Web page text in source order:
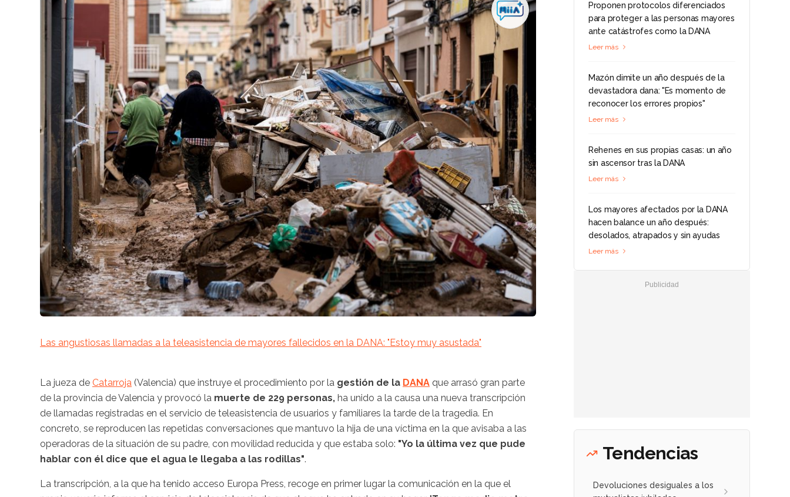
Las angustiosas llamadas a la teleasistencia de mayores fallecidos en la DANA: "Estoy muy asustada"
La jueza de Catarroja (Valencia) que instruye el procedimiento por la gestión de la DANA que arrasó gran parte
de la provincia de Valencia y provocó la muerte de 229 personas, ha unido a la causa una nueva transcripción
de llamadas registradas en el servicio de teleasistencia de usuarios y familiares la tarde de la tragedia. En
concreto, se reproducen las repetidas conversaciones que mantuvo la hija de una víctima en la que avisaba a las
operadoras de la situación de su padre, con movilidad reducida y que estaba solo: "Yo la última vez que pude
hablar con él dice que el agua le llegaba a las rodillas".
La transcripción, a la que ha tenido acceso Europa Press, recoge en primer lugar la comunicación en la que el
Proponen protocolos diferenciados
para proteger a las personas mayores
ante catástrofes como la DANA
Leer más
Mazón dimite un año después de la
devastadora dana: "Es momento de
reconocer los errores propios"
Leer más
Rehenes en sus propias casas: un año
sin ascensor tras la DANA
Leer más
Los mayores afectados por la DANA
hacen balance un año después:
desolados, atrapados y sin ayudas
Leer más
Tendencias
Devoluciones desiguales a los